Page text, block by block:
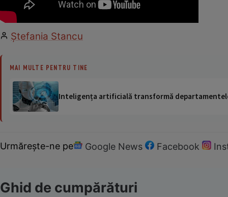
Ștefania Stancu
MAI MULTE PENTRU TINE
Inteligența artificială transformă
Urmărește-ne pe Google News Facebook
Ghid de cumpărături